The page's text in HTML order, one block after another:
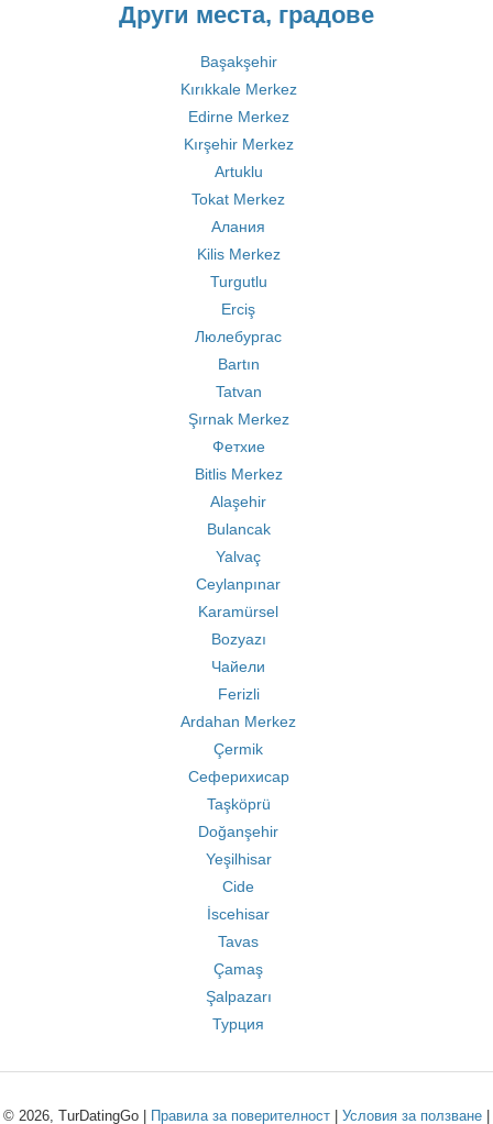
Други места, градове
Başakşehir
Kırıkkale Merkez
Edirne Merkez
Kırşehir Merkez
Artuklu
Tokat Merkez
Алания
Kilis Merkez
Turgutlu
Erciş
Люлебургас
Bartın
Tatvan
Şırnak Merkez
Фетхие
Bitlis Merkez
Alaşehir
Bulancak
Yalvaç
Ceylanpınar
Karamürsel
Bozyazı
Чайели
Ferizli
Ardahan Merkez
Çermik
Сеферихисар
Taşköprü
Doğanşehir
Yeşilhisar
Cide
İscehisar
Tavas
Çamaş
Şalpazarı
Турция
© 2026, TurDatingGo | Правила за поверителност Условия за ползване